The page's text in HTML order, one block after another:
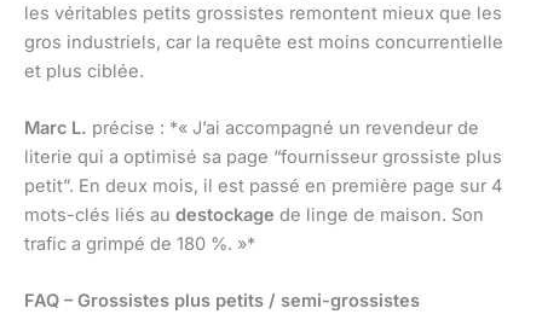
les véritables petits grossistes remontent mieux que les
gros industriels, car la requête est moins concurrentielle
et plus ciblée.
Marc L. précise : *« J’ai accompagné un revendeur de
literie qui a optimisé sa page “fournisseur grossiste plus
petit”. En deux mois, il est passé en première page sur 4
mots-clés liés au destockage de linge de maison. Son
trafic a grimpé de 180 %. »*
FAQ – Grossistes plus petits / semi-grossistes